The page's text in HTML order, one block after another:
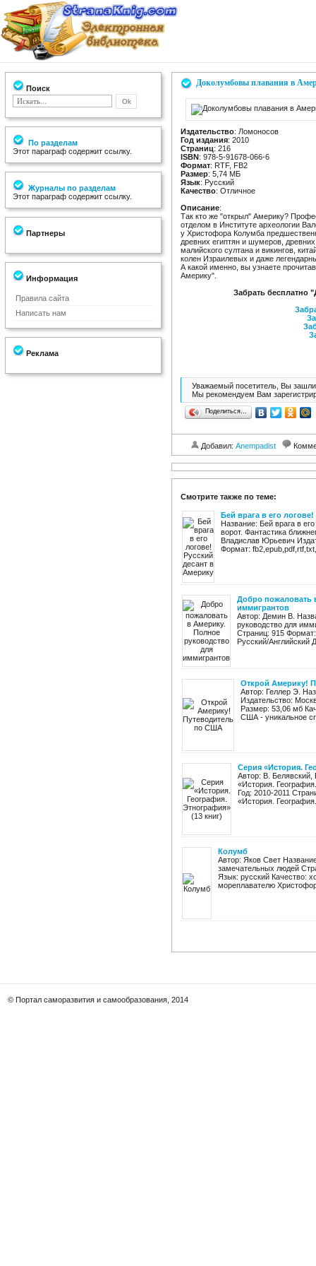
Поиск
По разделам
Этот параграф содержит ссылку.
Журналы по разделам
Этот параграф содержит ссылку.
Партнеры
Информация
Правила сайта
Написать нам
Реклама
Доколумбовы плавания в
Издательство: Ломоносов
Год издания: 2010
Страниц: 216
ISBN: 978-5-91678-066-6
Формат: RTF, FB2
Размер: 5,74 МБ
Язык: Русский
Качество: Отличное
Описание:
Так кто же "открыл" Америку?
отделом в Институте археологии
у Христофора Колумба
древних египтян и шумеров,
малийского султана и викингов,
колен Израилевых и даже
А какой именно, вы узнаете
Америку".
Забрать бесплатно
Уважаемый посетитель, Вы зашли
Мы рекомендуем Вам
Поделиться…
Добавил: Anempadist
Смотрите также по теме:
Бей врага в его
Название: Бей врага в
ворот. Фантастика
Владислав Юрьевич
Формат:
Добро пожаловать
иммигрантов
Автор: Демин В.
руководство для
Страниц: 915
Русский/Английский
Открой Америку!
Автор: Геллер Э.
Издательство:
Размер: 53,06 мб
США - уникальное
Серия «История.
Автор: В. Белявский,
«История.
Год: 2010-2011
«История.
Колумб
Автор: Яков Свет
замечательных людей
Язык: русский Качество:
мореплавателю
© Портал саморазвития и самообразования, 2014